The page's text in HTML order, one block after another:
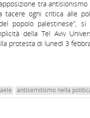
tra
ogni critica alle
popolo palestinese”, si
della Tel Aviv
protesta di lunedì 3
antisemitismo nella